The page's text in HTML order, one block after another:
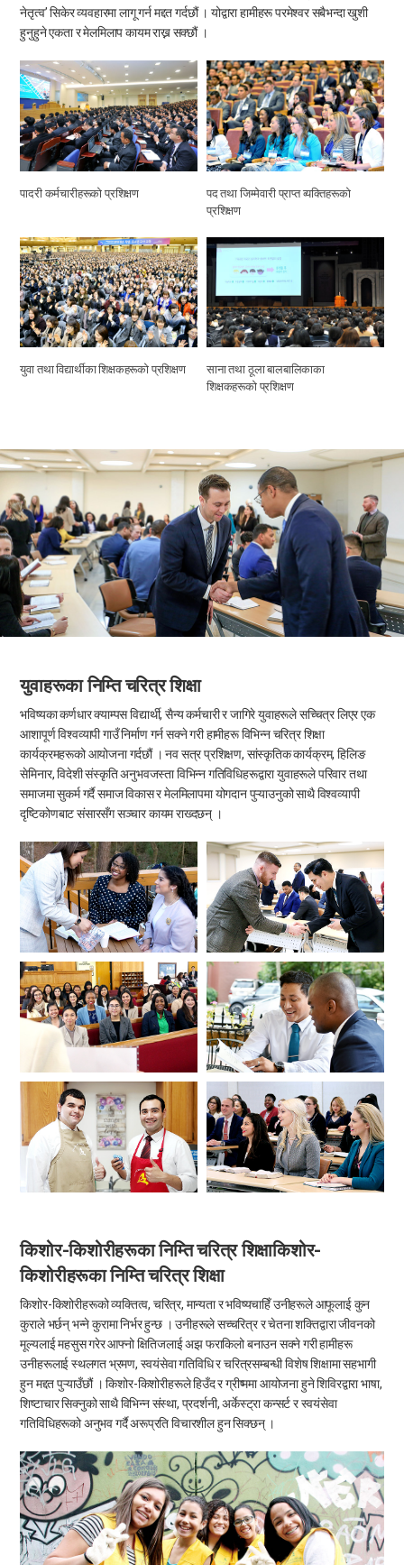
नेतृत्व’ सिकेर व्यवहारमा लागू गर्न मद्दत गर्दछौं । योद्वारा हामीहरू परमेश्वर सबैभन्दा खुशी
हुनुहुने एकता र मेलमिलाप कायम राख्न सक्छौं ।
पादरी कर्मचारीहरूको प्रशिक्षण
पद तथा जिम्मेवारी प्राप्त व्यक्तिहरूको
प्रशिक्षण
युवा तथा विद्यार्थीका शिक्षकहरूको प्रशिक्षण
साना तथा ठूला बालबालिकाका
शिक्षकहरूको प्रशिक्षण
युवाहरूका निम्ति चरित्र शिक्षा
भविष्यका कर्णधार क्याम्पस विद्यार्थी, सैन्य कर्मचारी र जागिरे युवाहरूले सच्चित्र लिएर एक
आशापूर्ण विश्वव्यापी गाउँ निर्माण गर्न सक्ने गरी हामीहरू विभिन्न चरित्र शिक्षा
कार्यक्रमहरूको आयोजना गर्दछौं । नव सत्र प्रशिक्षण, सांस्कृतिक कार्यक्रम, हिलिङ
सेमिनार, विदेशी संस्कृति अनुभवजस्ता विभिन्न गतिविधिहरूद्वारा युवाहरूले परिवार तथा
समाजमा सुकर्म गर्दै समाज विकास र मेलमिलापमा योगदान पुऱ्याउनुको साथै विश्वव्यापी
दृष्टिकोणबाट संसारसँग सञ्चार कायम राख्दछन् ।
किशोर-किशोरीहरूका निम्ति चरित्र शिक्षाकिशोर-
किशोरीहरूका निम्ति चरित्र शिक्षा
किशोर-किशोरीहरूको व्यक्तित्व, चरित्र, मान्यता र भविष्यचाहिँ उनीहरूले आफूलाई कुन
कुराले भर्छन् भन्ने कुरामा निर्भर हुन्छ । उनीहरूले सच्चरित्र र चेतना शक्तिद्वारा जीवनको
मूल्यलाई महसुस गरेर आफ्नो क्षितिजलाई अझ फराकिलो बनाउन सक्ने गरी हामीहरू
उनीहरूलाई स्थलगत भ्रमण, स्वयंसेवा गतिविधि र चरित्रसम्बन्धी विशेष शिक्षामा सहभागी
हुन मद्दत पुऱ्याउँछौं । किशोर-किशोरीहरूले हिउँद र ग्रीष्ममा आयोजना हुने शिविरद्वारा भाषा,
शिष्टाचार सिक्नुको साथै विभिन्न संस्था, प्रदर्शनी, अर्केस्ट्रा कन्सर्ट र स्वयंसेवा
गतिविधिहरूको अनुभव गर्दै अरूप्रति विचारशील हुन सिक्छन् ।